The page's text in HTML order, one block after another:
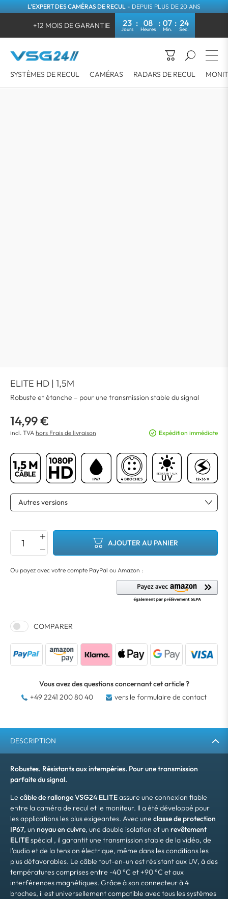
L’EXPERT DES CAMÉRAS DE RECUL - DEPUIS PLUS DE 20 ANS
+12 MOIS DE GARANTIE 23 08 07 24
SYSTÈMES DE RECUL CAMÉRAS RADARS DE RECUL
ELITE HD | 1,5M
Robuste et étanche – pour une transmission stable du signal
14,99 €
incl. TVA hors Frais de livraison Expédition immédiate
AJOUTER AU PANIER
COMPARER
Vous avez des questions concernant cet article ?
+49 2241 200 80 40
vers le formulaire de contact
DESCRIPTION
Robustes. Résistants aux intempéries. Pour une transmission
parfaite du signal.
Le câble de rallonge VSG24 ELITEassure une connexion fiable
entre la caméra de recul et le moniteur. Il a été développé pour
les applications les plus exigeantes. Avec une classe de protection
IP67, un noyau en cuivre, une double isolation et un revêtement
ELITEspécial , il garantit une transmission stable de la vidéo, de
l'audio et de la tension électrique, même dans les conditions les
plus défavorables. Le câble tout-en-un est résistant aux UV, à des
températures comprises entre -40 °C et +90 °C et aux
interférences magnétiques. Grâce à son connecteur à 4
broches, il est universellement compatible avec tous les systèmes